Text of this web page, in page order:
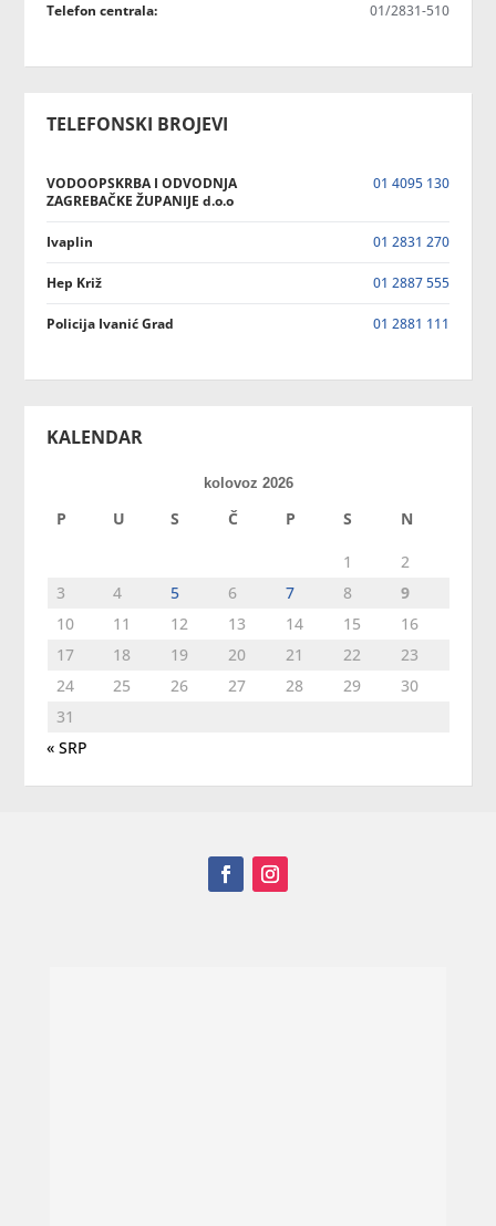
Telefon centrala: 01/2831-510
TELEFONSKI BROJEVI
VODOOPSKRBA I ODVODNJA
ZAGREBAČKE ŽUPANIJE d.o.o
01 4095 130
Ivaplin 01 2831 270
Hep Križ 01 2887 555
Policija Ivanić Grad 01 2881 111
KALENDAR
kolovoz 2026
P U S Č P S N
1
2
3
4 5 6 7 8
9
10
11 12 13 14 15
16
17
18 19 20 21 22
23
24
25 26 27 28 29
30
31
« SRP